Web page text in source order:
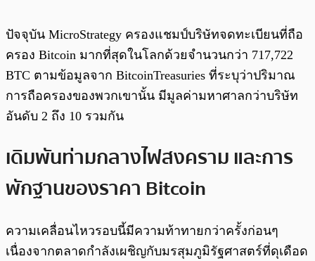
ปัจจุบัน MicroStrategy ครองแชมป์บริษัทจดทะเบียนที่ถือ
ครอง Bitcoin มากที่สุดในโลกด้วยจำนวนกว่า 717,722
BTC ตามข้อมูลจาก BitcoinTreasuries ที่ระบุว่าปริมาณ
การถือครองของพวกเขานั้น มีมูลค่ามหาศาลกว่าบริษัท
อันดับ 2 ถึง 10 รวมกัน
เดิมพันท่ามกลางไฟสงคราม และการ
พักฐานของราคา Bitcoin
ความเคลื่อนไหวรอบนี้มีความท้าทายกว่าครั้งก่อนๆ
เนื่องจากตลาดกำลังเผชิญกับมรสุมภูมิรัฐศาสตร์ที่ดุเดือด